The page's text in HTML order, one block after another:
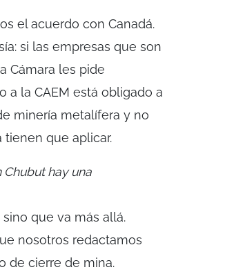
el acuerdo con Canadá.
si las empresas que son
Cámara les pide
a la CAEM está obligado a
minería metalífera y no
tienen que aplicar.
Chubut hay una
que va más allá.
nosotros redactamos
de cierre de mina.